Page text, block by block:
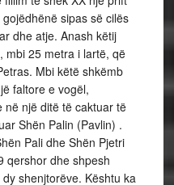
sipas së cilës
dhe atje. Anash këtij
mbi 25 metra i lartë, që
Mbi këtë shkëmb
faltore e vogël,
në një ditë të caktuar të
Shën Palin (Pavlin) .
Pali dhe Shën Pjetri
qershor dhe shpesh
shenjtorëve. Kështu ka